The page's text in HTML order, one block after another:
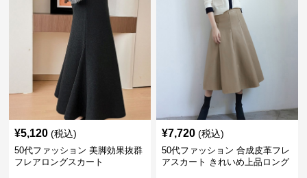
¥5,120 (税込)
50代ファッション 美脚効果抜群
フレアロングスカート
¥7,720 (税込)
50代ファッション 合成皮革フレ
アスカート きれいめ上品ロング